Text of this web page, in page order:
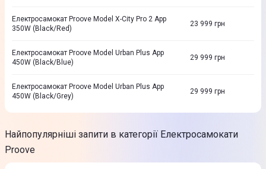
Електросамокат Proove Model X-City Pro 2 App
350W (Black/Red)
23 999 грн
Електросамокат Proove Model Urban Plus App
450W (Black/Blue)
29 999 грн
Електросамокат Proove Model Urban Plus App
450W (Black/Grey)
29 999 грн
Найпопулярніші запити в категорії Електросамокати
Proove